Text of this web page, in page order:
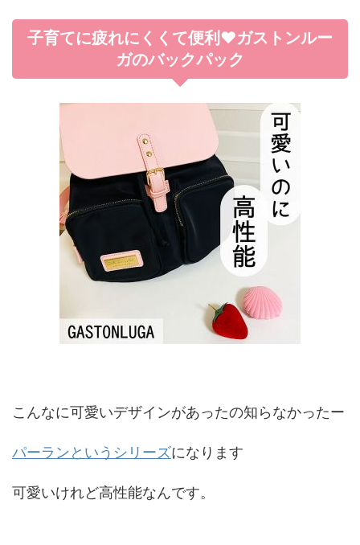
子育てに疲れにくくて便利♥ガストンルー
ガのバックパック
こんなに可愛いデザインがあったの知らなかったー
パーランというシリーズになります
可愛いけれど高性能なんです。